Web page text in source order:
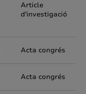
Article
d'investigació
Acta congrés
Acta congrés